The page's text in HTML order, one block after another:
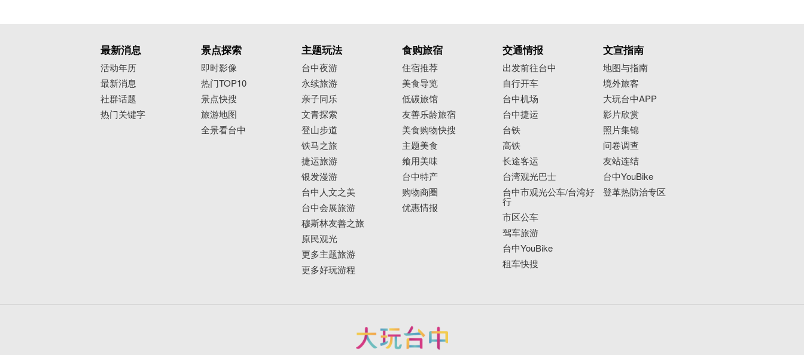
最新消息
活动年历
最新消息
社群话题
热门关键字
景点探索
即时影像
热门TOP10
景点快搜
旅游地图
全景看台中
主题玩法
台中夜游
永续旅游
亲子同乐
文青探索
登山步道
铁马之旅
捷运旅游
银发漫游
台中人文之美
台中会展旅游
穆斯林友善之旅
原民观光
更多主题旅游
更多好玩游程
食购旅宿
住宿推荐
美食导览
低碳旅馆
友善乐龄旅宿
美食购物快搜
主题美食
飨用美味
台中特产
购物商圈
优惠情报
交通情报
出发前往台中
自行开车
台中机场
台中捷运
台铁
高铁
长途客运
台湾观光巴士
台中市观光公车/台湾好
行
市区公车
驾车旅游
台中YouBike
租车快搜
文宣指南
地图与指南
境外旅客
大玩台中APP
影片欣赏
照片集锦
问卷调查
友站连结
台中YouBike
登革热防治专区